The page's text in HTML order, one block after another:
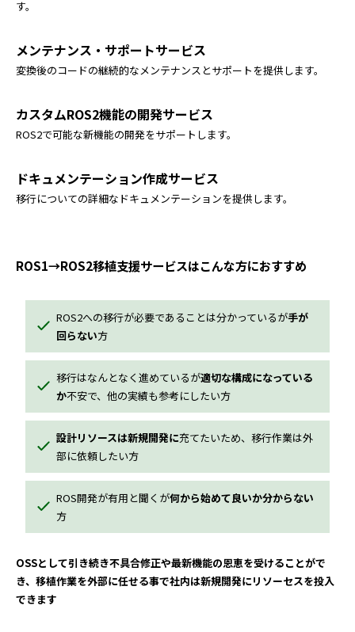
す。
メンテナンス・サポートサービス
変換後のコードの継続的なメンテナンスとサポートを提供します。
カスタムROS2機能の開発サービス
ROS2で可能な新機能の開発をサポートします。
ドキュメンテーション作成サービス
移行についての詳細なドキュメンテーションを提供します。
ROS1→ROS2移植支援サービスはこんな方におすすめ
ROS2への移行が必要であることは分かっているが手が
回らない方
移行はなんとなく進めているが適切な構成になっている
か不安で、他の実績も参考にしたい方
設計リソースは新規開発に充てたいため、移行作業は外
部に依頼したい方
ROS開発が有用と聞くが何から始めて良いか分からない
方
OSSとして引き続き不具合修正や最新機能の恩恵を受けることがで
き、移植作業を外部に任せる事で社内は新規開発にリソーセスを投入
できます